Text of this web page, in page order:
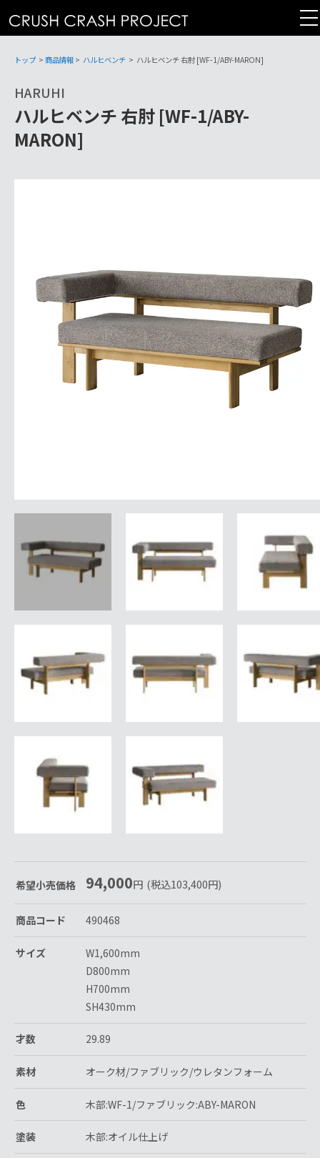
テ
トップ > 商品情報> ハルヒベンチ > ハルヒベンチ 右肘 [WF-1/ABY-MARON]
HARUHI
ハルヒベンチ 右肘 [WF-1/ABY-
MARON]
希望小売価格 94,000円 (税込103,400円)
商品コード 490468
サイズ
W1,600mm
D800mm
H700mm
SH430mm
才数 29.89
素材 オーク材/ファブリック/ウレタンフォーム
色 木部:WF-1/ファブリック:ABY-MARON
塗装 木部:オイル仕上げ